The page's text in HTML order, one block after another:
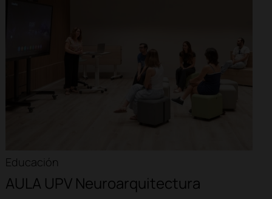
Educación
AULA UPV Neuroarquitectura